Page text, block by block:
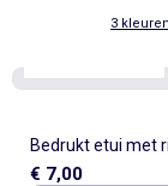
3 kleuren
Bedrukt etui met
€ 7,00